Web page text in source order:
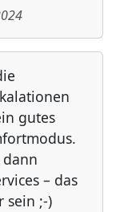
gutes
– das
sein ;-)